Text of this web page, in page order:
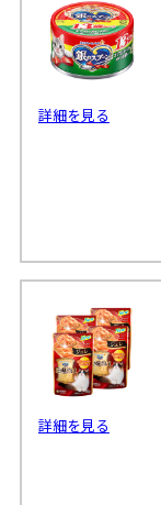
詳細を見る
詳細を見る